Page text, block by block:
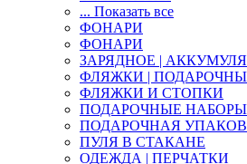
... Показать все
ФОНАРИ
ФОНАРИ
ЗАРЯДНОЕ |
ФЛЯЖКИ |
ФЛЯЖКИ И СТОПКИ
ПОДАРОЧНЫЕ НАБОРЫ
ПОДАРОЧНАЯ
ПУЛЯ В СТАКАНЕ
ОДЕЖДА | ПЕРЧАТКИ